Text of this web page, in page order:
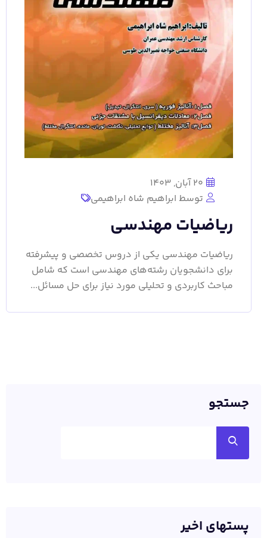
20 آبان, 1403
توسط ابراهیم شاه ابراهیمی
ریاضیات مهندسی
ریاضیات مهندسی یکی از دروس تخصصی و پیشرفته
برای دانشجویان رشته‌های مهندسی است که شامل
مباحث کاربردی و تحلیلی مورد نیاز برای حل مسائل...
جستجو
پستهای اخیر